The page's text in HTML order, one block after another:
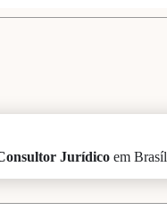
Jurídico em